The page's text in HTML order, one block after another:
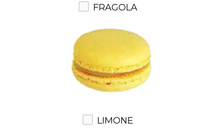
FRAGOLA
LIMONE